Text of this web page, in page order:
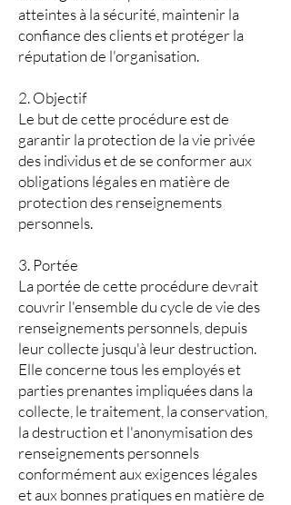
atteintes à la sécurité, maintenir la
confiance des clients et protéger la
réputation de l'organisation.
2. Objectif
Le but de cette procédure est de
garantir la protection de la vie privée
des individus et de se conformer aux
obligations légales en matière de
protection des renseignements
personnels.
3. Portée
La portée de cette procédure devrait
couvrir l'ensemble du cycle de vie des
renseignements personnels, depuis
leur collecte jusqu'à leur destruction.
Elle concerne tous les employés et
parties prenantes impliquées dans la
collecte, le traitement, la conservation,
la destruction et l'anonymisation des
renseignements personnels
conformément aux exigences légales
et aux bonnes pratiques en matière de